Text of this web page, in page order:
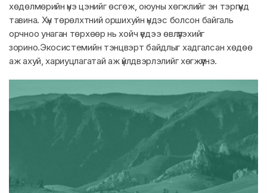
хөдөлмөрийн үнэ цэнийг өсгөж, оюуны хөгжлийг эн тэргүүнд
тавина. Хүн төрөлхтний оршихуйн үндэс болсон байгаль
орчноо унаган төрхөөр нь хойч үедээ өвлүүлэхийг
зорино.Экосистемийн тэнцвэрт байдлыг хадгалсан хөдөө
аж ахуй, хариуцлагатай аж үйлдвэрлэлийг хөгжүүлнэ.